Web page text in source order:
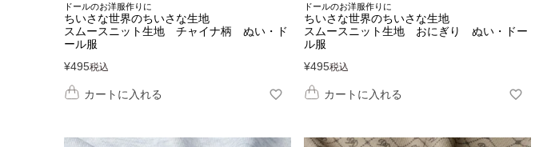
ドールのお洋服作りに
ちいさな世界のちいさな生地
スムースニット生地 チャイナ柄 ぬい・ド
ール服
¥495税込
カートに入れる
ドールのお洋服作りに
ちいさな世界のちいさな生地
スムースニット生地 おにぎり ぬい・ドー
ル服
¥495税込
カートに入れる